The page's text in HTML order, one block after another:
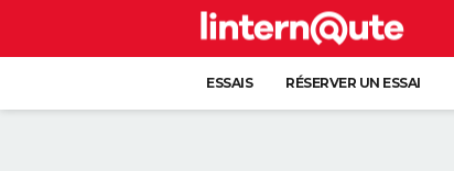
ESSAIS RÉSERVER UN ESSAI